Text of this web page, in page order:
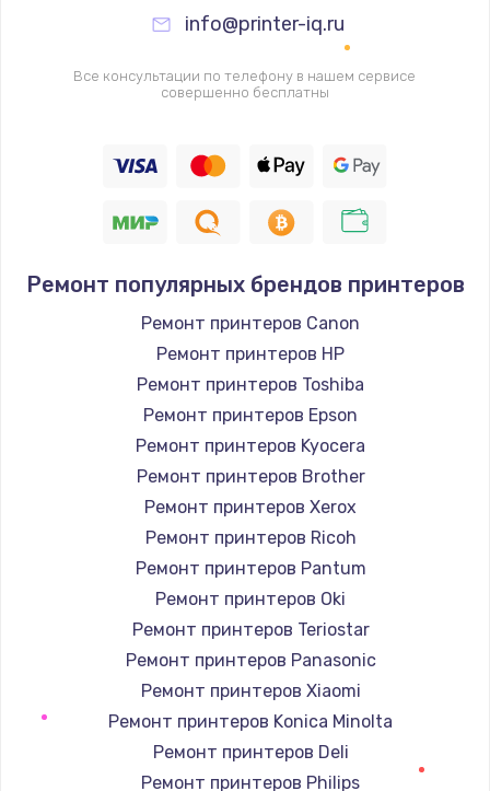
Замена динамика телефона
709 руб.
Замена микрофона телефона
529 руб.
Замена шлейфа матрицы телефона
709 руб.
Заказать
Замена шлейфа кнопок телефона
812 руб.
Заказать
Замена шлейфа аудио телефона
318 руб.
Заказать
Замена системной / материнской платы
телефона
908 руб.
Заказать
info@printer-iq.ru
Все консультации по телефону в нашем сервисе
совершенно бесплатны
Ремонт популярных брендов принтеров
Ремонт принтеров Canon
Ремонт принтеров HP
Ремонт принтеров Toshiba
Ремонт принтеров Epson
Ремонт принтеров Kyocera
Ремонт принтеров Brother
Ремонт принтеров Xerox
Ремонт принтеров Ricoh
Ремонт принтеров Pantum
Ремонт принтеров Oki
Ремонт принтеров Teriostar
Ремонт принтеров Panasonic
Ремонт принтеров Xiaomi
Ремонт принтеров Konica Minolta
Ремонт принтеров Deli
Ремонт принтеров Philips